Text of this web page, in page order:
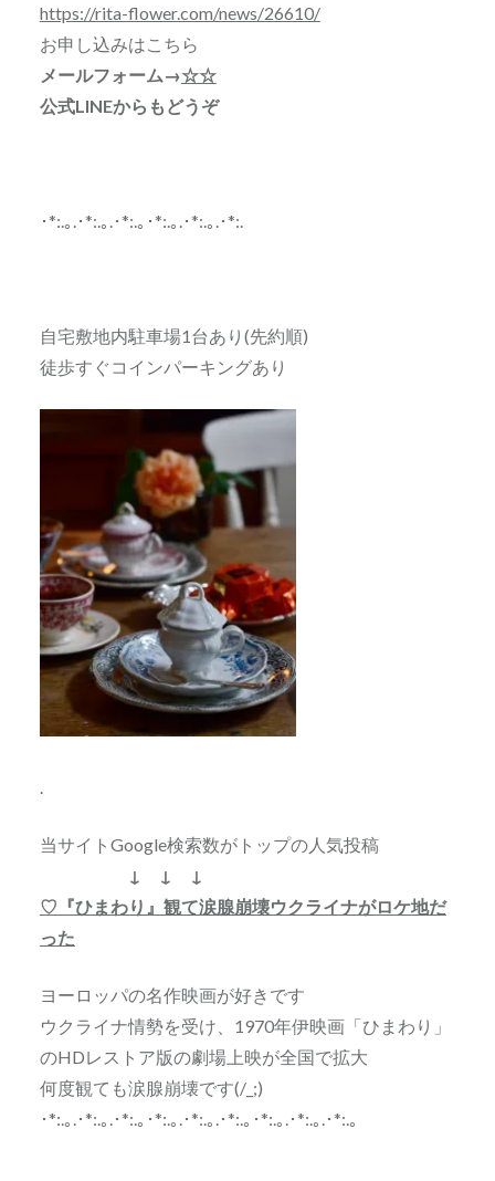
https://rita-flower.com/news/26610/
お申し込みはこちら
メールフォーム→☆☆
公式LINEからもどうぞ
･*:.｡.･*:.｡.･*:.｡･*:.｡.･*:.｡.･*:.
自宅敷地内駐車場1台あり(先約順)
徒歩すぐコインパーキングあり
.
当サイトGoogle検索数がトップの人気投稿
↓ ↓ ↓
♡『ひまわり』観て涙腺崩壊ウクライナがロケ地だ
った
ヨーロッパの名作映画が好きです
ウクライナ情勢を受け、1970年伊映画「ひまわり」
のHDレストア版の劇場上映が全国で拡大
何度観ても涙腺崩壊です(/_;)
･*:.｡.･*:.｡.･*:.｡･*:.｡.･*:.｡.･*:.｡･*:.｡.･*:.｡.･*:.｡